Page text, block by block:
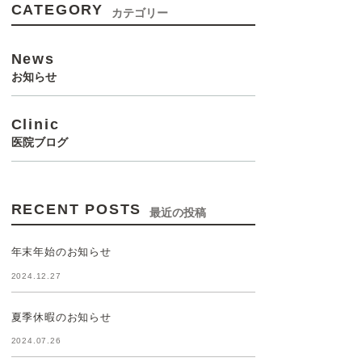
CATEGORY カテゴリー
News
お知らせ
Clinic
医院ブログ
RECENT POSTS 最近の投稿
年末年始のお知らせ
2024.12.27
夏季休暇のお知らせ
2024.07.26